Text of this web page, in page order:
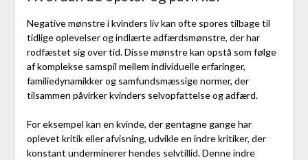
Negative mønstre i kvinders liv kan ofte spores tilbage til
tidlige oplevelser og indlærte adfærdsmønstre, der har
rodfæstet sig over tid. Disse mønstre kan opstå som følge
af komplekse samspil mellem individuelle erfaringer,
familiedynamikker og samfundsmæssige normer, der
tilsammen påvirker kvinders selvopfattelse og adfærd.
For eksempel kan en kvinde, der gentagne gange har
oplevet kritik eller afvisning, udvikle en indre kritiker, der
konstant underminerer hendes selvtillid. Denne indre